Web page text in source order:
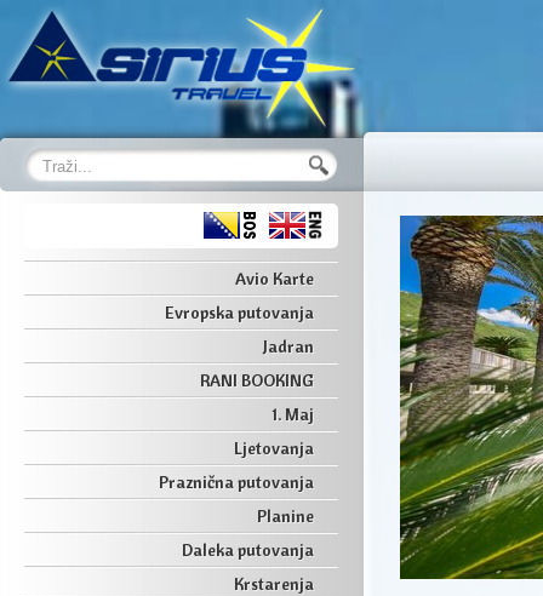
Avio Karte
Evropska putovanja
Jadran
RANI BOOKING
1. Maj
Ljetovanja
Praznična putovanja
Planine
Daleka putovanja
Krstarenja
AURORA 3* // LJETO 2026 –
// SPECIJALNA AKCIJA